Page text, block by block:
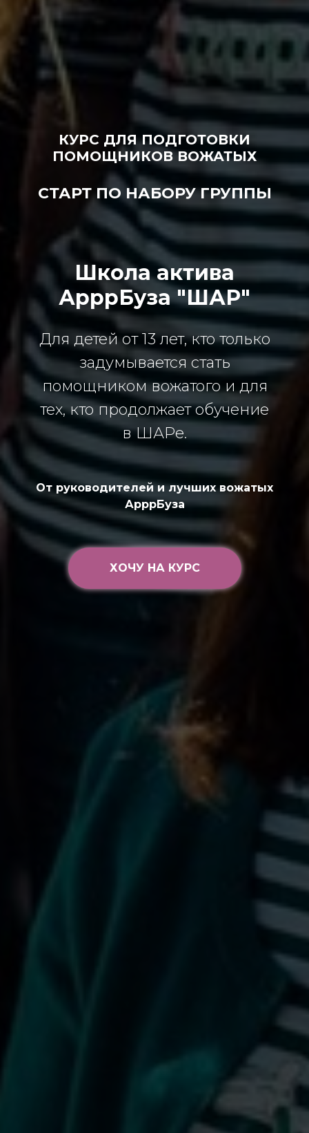
КУРС ДЛЯ ПОДГОТОВКИ
ПОМОЩНИКОВ ВОЖАТЫХ
СТАРТ ПО НАБОРУ ГРУППЫ
Школа актива
АрррБуза "ШАР"
Для детей от 13 лет, кто только
задумывается стать
помощником вожатого и для
тех, кто продолжает обучение
в ШАРе.
От руководителей и лучших вожатых
АрррБуза
ХОЧУ НА КУРС